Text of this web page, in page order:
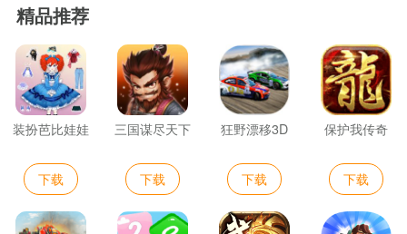
精品推荐
装扮芭比娃娃
下载
三国谋尽天下
下载
狂野漂移3D
下载
保护我传奇
下载